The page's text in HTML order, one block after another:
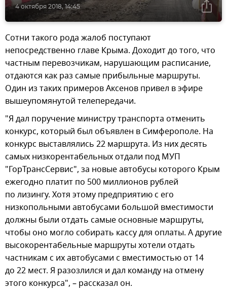
4 октября 2018, 14:45
Сотни такого рода жалоб поступают
непосредственно главе Крыма. Доходит до того, что
частным перевозчикам, нарушающим расписание,
отдаются как раз самые прибыльные маршруты.
Один из таких примеров Аксенов привел в эфире
вышеупомянутой телепередачи.
"Я дал поручение министру транспорта отменить
конкурс, который был объявлен в Симферополе. На
конкурс выставлялись 22 маршрута. Из них десять
самых низкорентабельных отдали под МУП
"ГорТрансСервис", за новые автобусы которого Крым
ежегодно платит по 500 миллионов рублей
по лизингу. Хотя этому предприятию с его
низкопольными автобусами большой вместимости
должны были отдать самые основные маршруты,
чтобы оно могло собирать кассу для оплаты. А другие
высокорентабельные маршруты хотели отдать
частникам с их автобусами с вместимостью от 14
до 22 мест. Я разозлился и дал команду на отмену
этого конкурса", – рассказал он.